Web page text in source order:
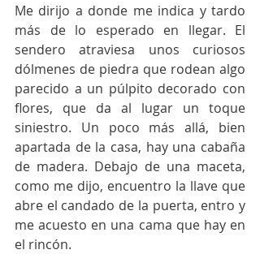
Me dirijo a donde me indica y tardo
más de lo esperado en llegar. El
sendero atraviesa unos curiosos
dólmenes de piedra que rodean algo
parecido a un púlpito decorado con
flores, que da al lugar un toque
siniestro. Un poco más allá, bien
apartada de la casa, hay una cabaña
de madera. Debajo de una maceta,
como me dijo, encuentro la llave que
abre el candado de la puerta, entro y
me acuesto en una cama que hay en
el rincón.